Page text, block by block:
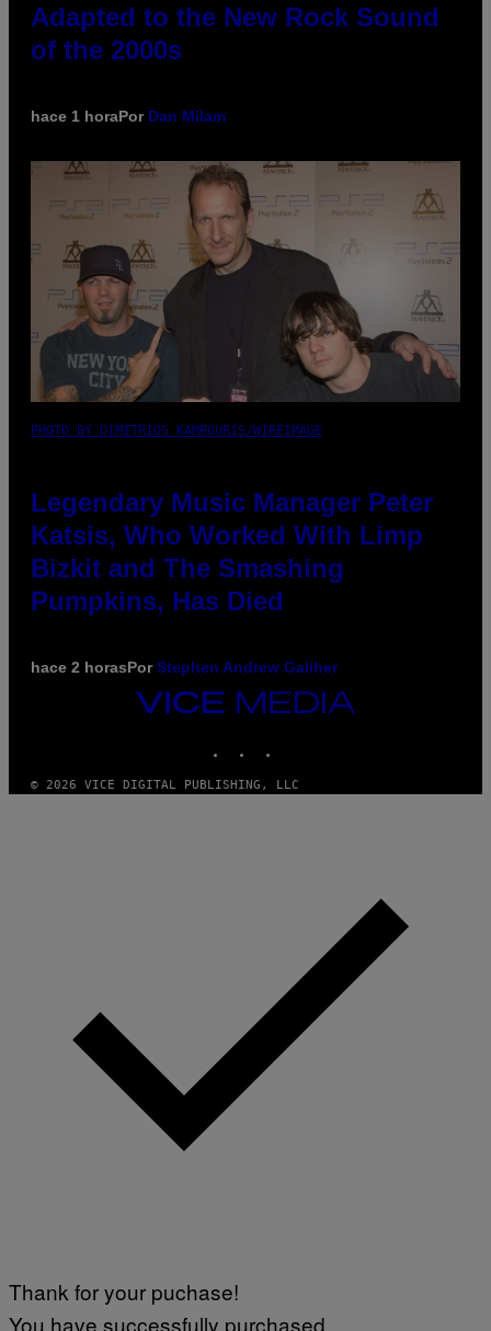
Adapted to the New Rock Sound
of the 2000s
hace 1 horaPor Dan Milam
PHOTO BY DIMITRIOS KAMBOURIS/WIREIMAGE
Legendary Music Manager Peter
Katsis, Who Worked With Limp
Bizkit and The Smashing
Pumpkins, Has Died
hace 2 horasPorStephen Andrew Galiher
VICE
© 2026 VICE DIGITAL PUBLISHING, LLC
Thank for your puchase!
You have successfully purchased.